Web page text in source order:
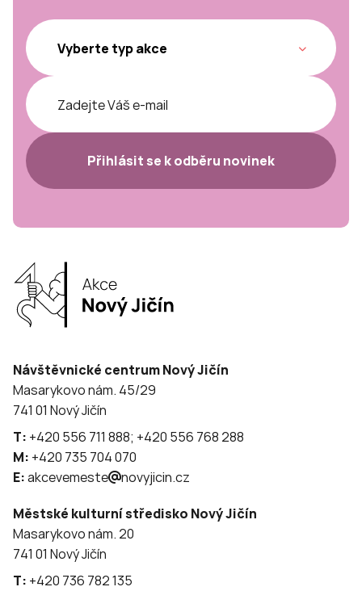
Přihlásit se k odběru novinek
Návštěvnické centrum Nový Jičín
Masarykovo nám. 45/29
741 01 Nový Jičín
T: +420 556 711 888; +420 556 768 288
M: +420 735 704 070
E:akcevemeste novyjicin.cz
Městské kulturní středisko Nový Jičín
Masarykovo nám. 20
741 01 Nový Jičín
T: +420 736 782 135